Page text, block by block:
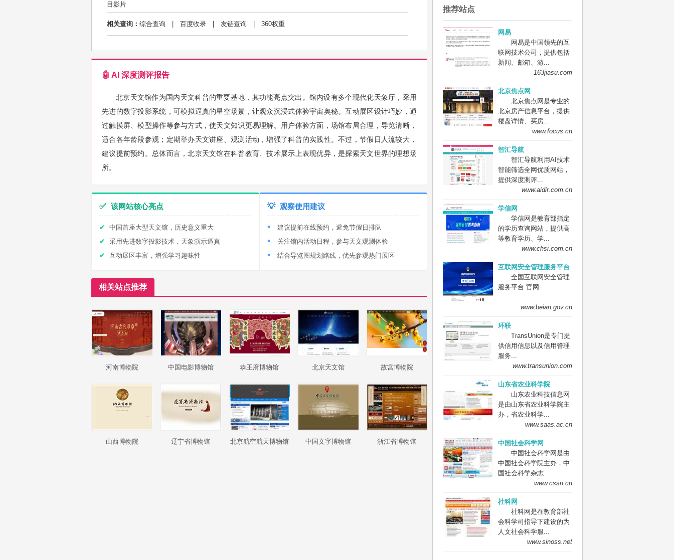
目影片
相关查询： 综合查询 百度收录 友链查询 360权重
🤖 AI 深度测评报告
北京天文馆作为国内天文科普的重要基地，其功能亮点突出。馆内设有多个现代化天象厅，采用
先进的数字投影系统，可模拟逼真的星空场景，让观众沉浸式体验宇宙奥秘。互动展区设计巧妙，通
过触摸屏、模型操作等参与方式，使天文知识更易理解。用户体验方面，场馆布局合理，导览清晰，
适合各年龄段参观；定期举办天文讲座、观测活动，增强了科普的实践性。不过，节假日人流较大，
建议提前预约。总体而言，北京天文馆在科普教育、技术展示上表现优异，是探索天文世界的理想场
所。
✅ 该网站核心亮点
中国首座大型天文馆，历史意义重大
采用先进数字投影技术，天象演示逼真
互动展区丰富，增强学习趣味性
💡 观察使用建议
建议提前在线预约，避免节假日排队
关注馆内活动日程，参与天文观测体验
结合导览图规划路线，优先参观热门展区
相关站点推荐
河南博物院 中国电影博物馆 恭王府博物馆 北京天文馆 故宫博物院
山西博物院 辽宁省博物馆 北京航空航天博物馆 中国文字博物馆 浙江省博物馆
推荐站点
网易
网易是中国领先的互
联网技术公司，提供包括
新闻、邮箱、游...
163jiasu.com
北京焦点网
北京焦点网是专业的
北京房产信息平台，提供
楼盘详情、买房...
www.focus.cn
智汇导航
智汇导航利用AI技术
智能筛选全网优质网站，
提供深度测评...
www.aidir.com.cn
学信网
学信网是教育部指定
的学历查询网站，提供高
等教育学历、学...
www.chsi.com.cn
互联网安全管理服务平台
全国互联网安全管理
服务平台 官网
www.beian.gov.cn
环联
TransUnion是专门提
供信用信息以及信用管理
服务...
www.transunion.com
山东省农业科学院
山东农业科技信息网
是由山东省农业科学院主
办，省农业科学...
www.saas.ac.cn
中国社会科学网
中国社会科学网是由
中国社会科学院主办，中
国社会科学杂志...
www.cssn.cn
社科网
社科网是在教育部社
会科学司指导下建设的为
人文社会科学服...
www.sinoss.net